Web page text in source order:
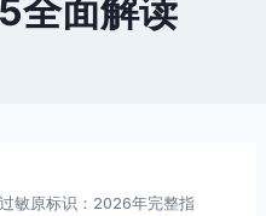
面解读
敏原标识：2026年完整指